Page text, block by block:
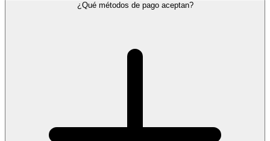
¿Qué métodos de pago aceptan?